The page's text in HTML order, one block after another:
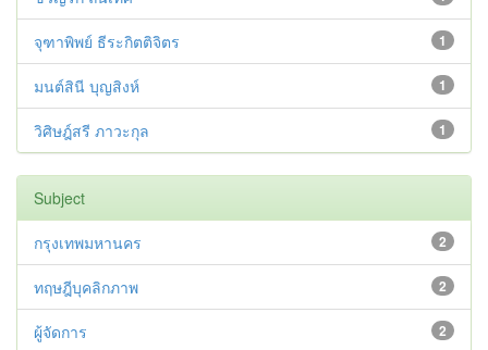
1
จุฑาพิพย์ ธีระกิตติจิตร
1
มนต์สินี บุญสิงห์
1
วิศิษฎ์สรี ภาวะกุล
Subject
2
กรุงเทพมหานคร
2
ทฤษฎีบุคลิกภาพ
2
ผู้จัดการ